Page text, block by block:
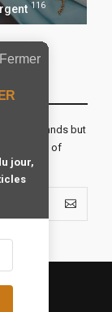
116
new lands but
of
Fermer
jour,